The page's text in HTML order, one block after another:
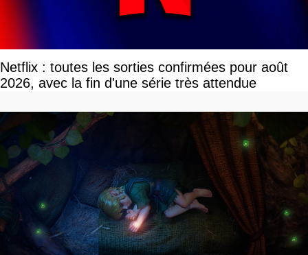
Netflix : toutes les sorties confirmées pour août
2026, avec la fin d'une série très attendue